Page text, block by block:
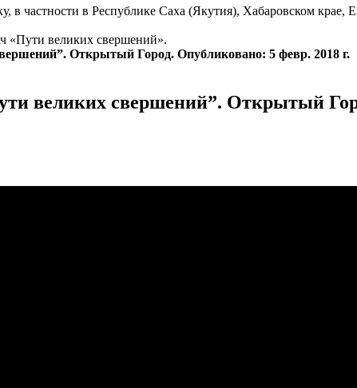
частности в Республике Саха (Якутия), Хабаровском крае,
«Пути великих свершений».
Открытый Город. Опубликовано: 5 февр. 2018 г.
великих свершений”. Открытый